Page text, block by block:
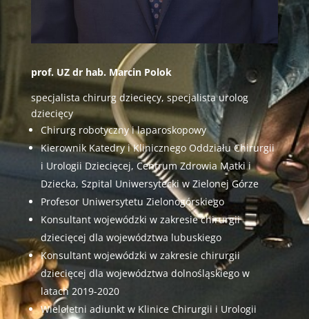
prof. UZ dr hab. Marcin Polok
specjalista chirurg dziecięcy, specjalista urolog
dziecięcy
Chirurg robotyczny i laparoskopowy
Kierownik Katedry i Klinicznego Oddziału Chirurgii
i Urologii Dziecięcej, Centrum Zdrowia Matki i
Dziecka, Szpital Uniwersytecki w Zielonej Górze
Profesor Uniwersytetu Zielonogórskiego
Konsultant wojewódzki w zakresie chirurgii
dziecięcej dla województwa lubuskiego
Konsultant wojewódzki w zakresie chirurgii
dziecięcej dla województwa dolnośląskiego w
latach 2019-2020
Wieloletni adiunkt w Klinice Chirurgii i Urologii